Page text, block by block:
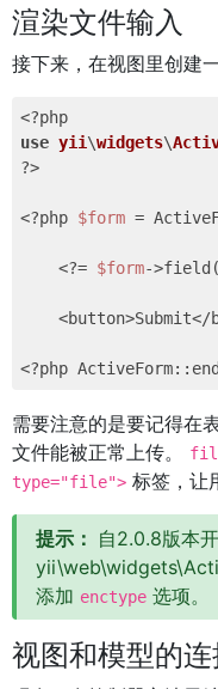
渲染文件输入
接下来，在视图里创建
<?php
use yii\widgets\
?>
<?php $form =
<?= $form->field(
<button>Submit</
<?php
需要注意的是要记得在
文件能被正常上传。
type="file"> 标签，让
提示： 自2.0.8版本
添加 enctype 选项。
视图和模型的